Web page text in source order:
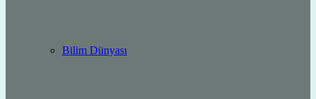
Bilim Dünyası